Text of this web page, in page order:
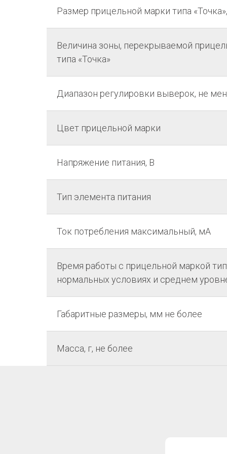
Размер прицельной марки типа
Величина зоны, перекрываемой
типа «Точка»
Диапазон регулировки выверок, не
Цвет прицельной марки
Напряжение питания, В
Тип элемента питания
Ток потребления максимальный, мА
Время работы с прицельной маркой
нормальных условиях и среднем
Габаритные размеры, мм не более
Масса, г, не более